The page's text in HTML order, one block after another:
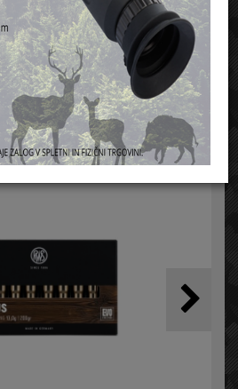
Krogelno strelivo za puške